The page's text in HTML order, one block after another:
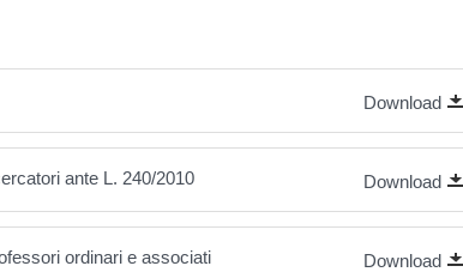
Download
ante L. 240/2010 Download
ordinari e associati Download